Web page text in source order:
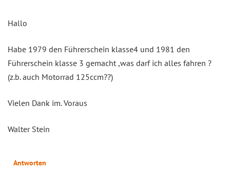
Hallo
Habe 1979 den Führerschein klasse4 und 1981 den
Führerschein klasse 3 gemacht ,was darf ich alles fahren ?
(z.b. auch Motorrad 125ccm??)
Vielen Dank im. Voraus
Walter Stein
Antworten